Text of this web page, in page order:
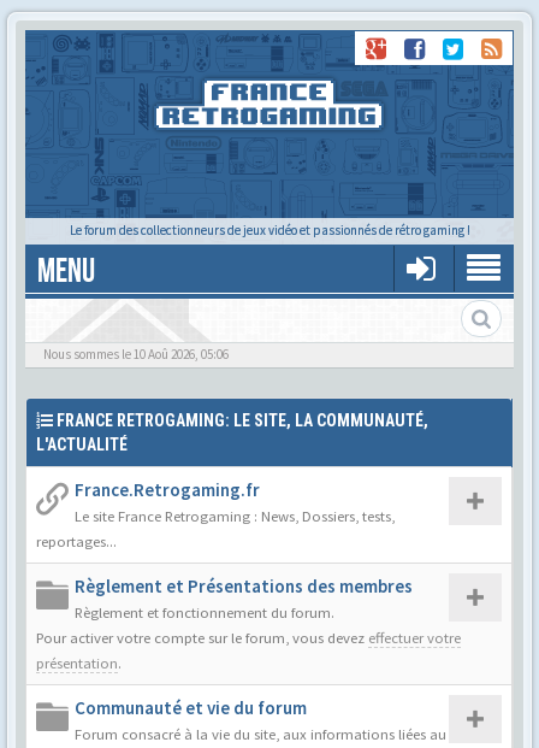
Le forum des collectionneurs de jeux vidéo et passionnés de rétro gaming !
MENU
Le forum des cartoucheurs et cartoucheuses !
Nous sommes le 10 Aoû 2026, 05:06
FRANCE RETROGAMING: LE SITE, LA COMMUNAUTÉ,
L'ACTUALITÉ
France.Retrogaming.fr
Le site France Retrogaming : News, Dossiers, tests,
reportages...
Règlement et Présentations des membres
Règlement et fonctionnement du forum.
Pour activer votre compte sur le forum, vous devez effectuer votre
présentation.
Communauté et vie du forum
Forum consacré à la vie du site, aux informations liées au